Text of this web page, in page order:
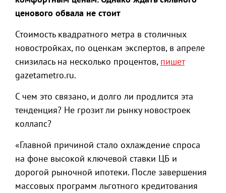
ценового обвала не стоит
Стоимость квадратного метра в столичных
новостройках, по оценкам экспертов, в апреле
снизилась на несколько процентов, пишет
gazetametro.ru.
С чем это связано, и долго ли продлится эта
тенденция? Не грозит ли рынку новостроек
коллапс?
«Главной причиной стало охлаждение спроса
на фоне высокой ключевой ставки ЦБ и
дорогой рыночной ипотеки. После завершения
массовых программ льготного кредитования